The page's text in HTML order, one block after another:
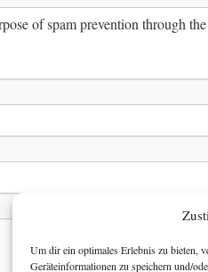
Um dir ein optimales Erlebnis zu bieten,
Geräteinformationen zu speichern und/
of spam prevention through the